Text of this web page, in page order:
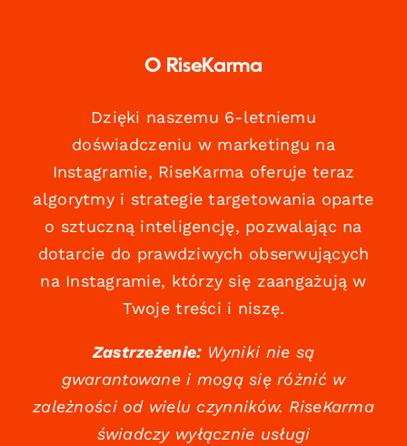
O RiseKarma
Dzięki naszemu 6-letniemu
doświadczeniu w marketingu na
Instagramie, RiseKarma oferuje teraz
algorytmy i strategie targetowania oparte
o sztuczną inteligencję, pozwalając na
dotarcie do prawdziwych obserwujących
na Instagramie, którzy się zaangażują w
Twoje treści i niszę.
Zastrzeżenie:Wyniki nie są
gwarantowane i mogą się różnić w
zależności od wielu czynników. RiseKarma
świadczy wyłącznie usługi